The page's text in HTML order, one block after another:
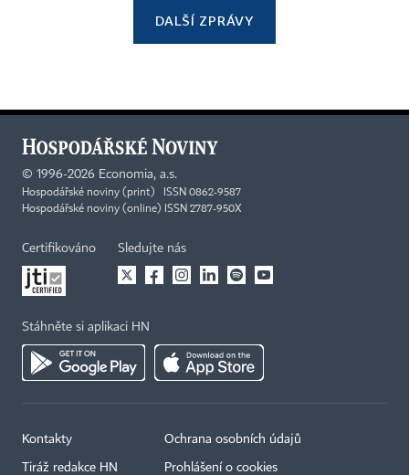
DALŠÍ ZPRÁVY
© 1996-2026 Economia, a.s.
Hospodářské noviny (print) ISSN 0862-9587
Hospodářské noviny (online) ISSN 2787-950X
Certifikováno Sledujte nás
Stáhněte si aplikaci HN
Kontakty
Tiráž redakce HN
Ochrana osobních údajů
Prohlášení o cookies